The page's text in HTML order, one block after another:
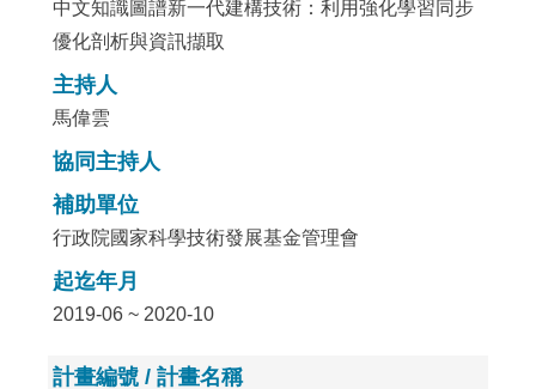
中文知識圖譜新一代建構技術：利用強化學習同步
優化剖析與資訊擷取
主持人
馬偉雲
協同主持人
補助單位
行政院國家科學技術發展基金管理會
起迄年月
2019-06 ~ 2020-10
計畫編號 / 計畫名稱